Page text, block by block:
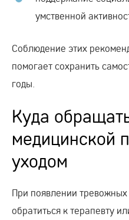
умственной
Соблюдение этих
помогает сохранить
годы.
Куда
медицинской
уходом
При появлении
обратиться к терапевту